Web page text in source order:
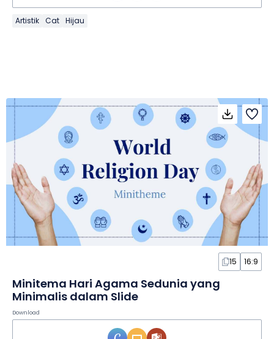
Artistik Cat Hijau
15 16:9
Minitema Hari Agama Sedunia yang
Minimalis dalam Slide
Download